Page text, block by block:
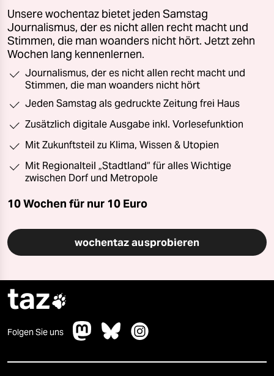
Unsere wochentaz bietet jeden Samstag
Journalismus, der es nicht allen recht macht und
Stimmen, die man woanders nicht hört. Jetzt zehn
Wochen lang kennenlernen.
Journalismus, der es nicht allen recht macht und
Stimmen, die man woanders nicht hört
Jeden Samstag als gedruckte Zeitung frei Haus
Zusätzlich digitale Ausgabe inkl. Vorlesefunktion
Mit Zukunftsteil zu Klima, Wissen & Utopien
Mit Regionalteil „Stadtland“ für alles Wichtige
zwischen Dorf und Metropole
10 Wochen für nur 10 Euro
wochentaz ausprobieren
taz
Folgen Sie uns